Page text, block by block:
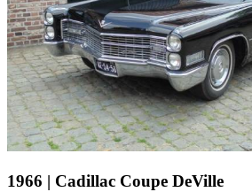
1966 | Cadillac Coupe DeVille